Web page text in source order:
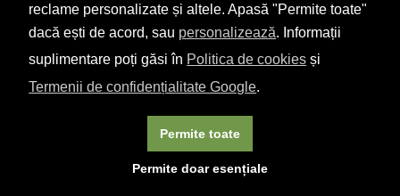
reclame personalizate și altele. Apasă "Permite toate"
dacă ești de acord, sau personalizează. Informații
suplimentare poți găsi în Politica de cookies și
Termenii de confidențialitate Google.
Permite doar esențiale
Permite toate
exprimați acordul asupra folosirii cookie-urilor.